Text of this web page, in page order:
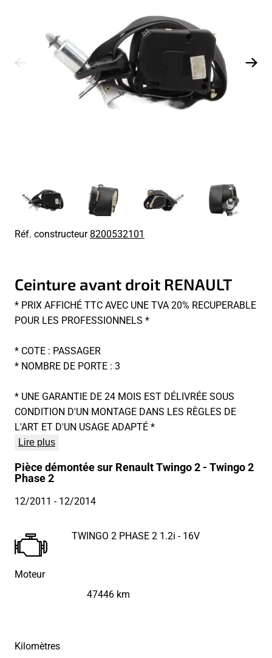
Réf. constructeur8200532101
Ceinture avant droit RENAULT
* PRIX AFFICHÉ TTC AVEC UNE TVA 20% RECUPERABLE
POUR LES PROFESSIONNELS *
* COTE : PASSAGER
* NOMBRE DE PORTE : 3
* UNE GARANTIE DE 24 MOIS EST DÉLIVRÉE SOUS
CONDITION D'UN MONTAGE DANS LES RÈGLES DE
L'ART ET D'UN USAGE ADAPTÉ *
Lire plus
Pièce démontée sur Renault Twingo 2 - Twingo 2
Phase 2
12/2011 - 12/2014
Moteur
TWINGO 2 PHASE 2 1.2i - 16V
Kilomètres
47446 km